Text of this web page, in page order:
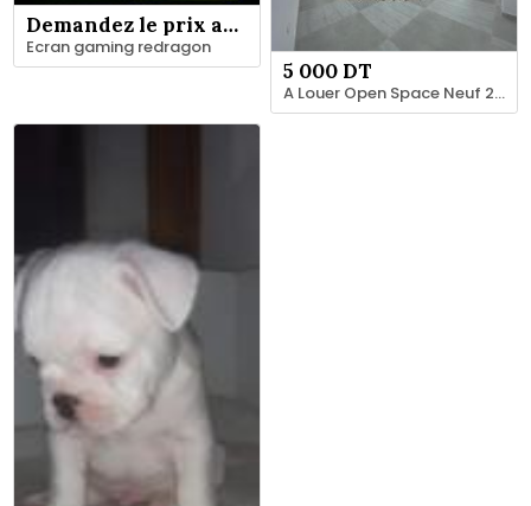
Demandez le prix au vendeur
Ecran gaming redragon
5 000 DT
A Louer Open Space Neuf 221 m2 à Megrine sidi Rzig